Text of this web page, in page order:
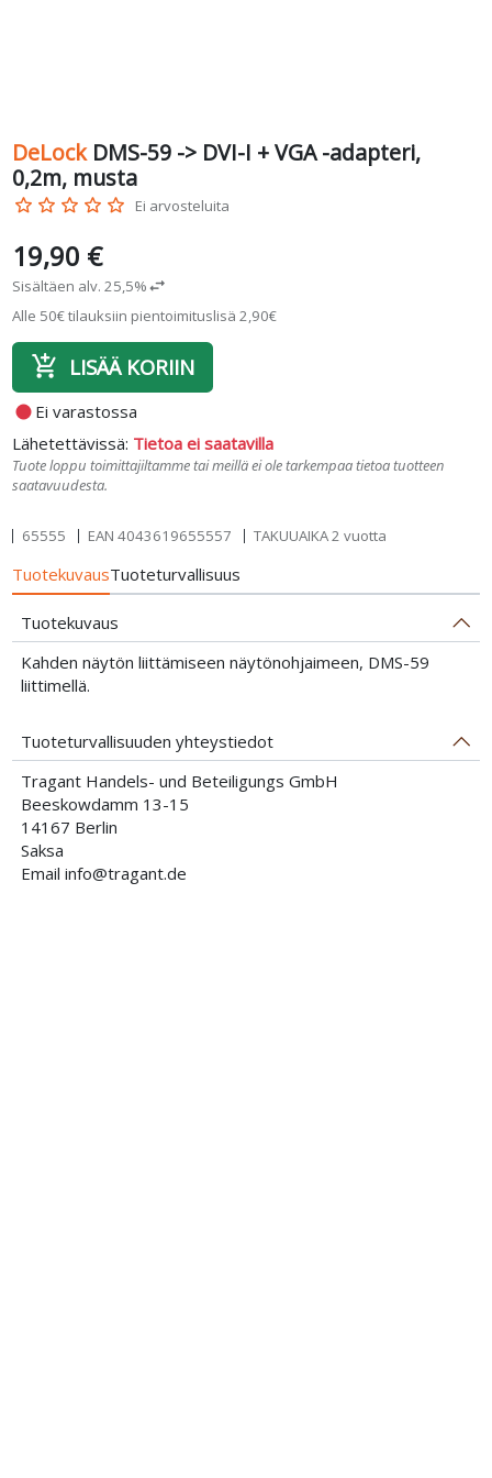
DeLock DMS-59 -> DVI-I + VGA -adapteri,
0,2m, musta
star_border star_border star_border star_border star_border Ei arvosteluita
19,90 €
Sisältäen alv. 25,5%swap_horiz
Alle 50€ tilauksiin pientoimituslisä 2,90€
add_shopping_cart LISÄÄ KORIIN
fiber_manual_record Ei varastossa
Lähetettävissä: Tietoa ei saatavilla
Tuote loppu toimittajiltamme tai meillä ei ole tarkempaa tietoa tuotteen
saatavuudesta.
65555 EAN 4043619655557 TAKUUAIKA 2 vuotta
TuotekuvausTuoteturvallisuus
Tuotekuvaus
Kahden näytön liittämiseen näytönohjaimeen, DMS-59
liittimellä.
Tuoteturvallisuuden yhteystiedot
Tragant Handels- und Beteiligungs GmbH
Beeskowdamm 13-15
14167 Berlin
Saksa
Email info@tragant.de